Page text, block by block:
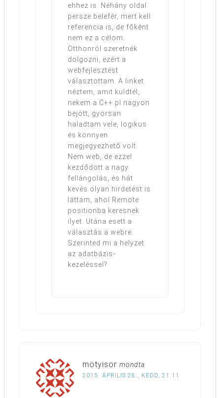
ehhez is. Néhány oldal
persze belefér, mert kell
referencia is, de főként
nem ez a célom.
Otthonról szeretnék
dolgozni, ezért a
webfejlesztést
választottam. A linket
néztem, amit küldtél,
nekem a C++ pl nagyon
bejött, gyorsan
haladtam vele, logikus
és könnyen
megjegyezhető volt.
Nem web, de ezzel
kezdődött a nagy
fellángolás, és hát
kevés olyan hirdetést is
láttam, ahol Remote
positionba keresnek
ilyet. Utána esett a
választás a webre.
Szerinted mi a helyzet
az adatbázis-
kezeléssel?
mötyisor mondta
2015. ÁPRILIS 28., KEDD, 21:11